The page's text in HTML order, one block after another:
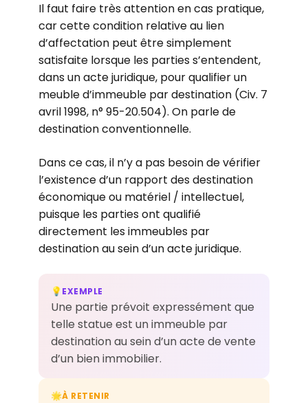
Il faut faire très attention en cas pratique,
car cette condition relative au lien
d’affectation peut être simplement
satisfaite lorsque les parties s’entendent,
dans un acte juridique, pour qualifier un
meuble d’immeuble par destination (Civ. 7
avril 1998, n° 95-20.504). On parle de
destination conventionnelle.
Dans ce cas, il n’y a pas besoin de vérifier
l’existence d’un rapport des destination
économique ou matériel / intellectuel,
puisque les parties ont qualifié
directement les immeubles par
destination au sein d’un acte juridique.
💡 EXEMPLE
Une partie prévoit expressément que
telle statue est un immeuble par
destination au sein d’un acte de vente
d’un bien immobilier.
🌟À RETENIR